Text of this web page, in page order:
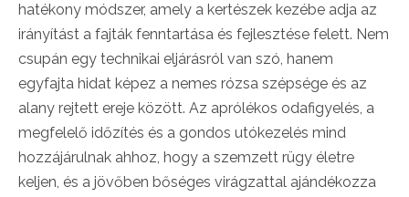
hatékony módszer, amely a kertészek kezébe adja az
irányítást a fajták fenntartása és fejlesztése felett. Nem
csupán egy technikai eljárásról van szó, hanem
egyfajta hidat képez a nemes rózsa szépsége és az
alany rejtett ereje között. Az aprólékos odafigyelés, a
megfelelő időzítés és a gondos utókezelés mind
hozzájárulnak ahhoz, hogy a szemzett rügy életre
keljen, és a jövőben bőséges virágzattal ajándékozza